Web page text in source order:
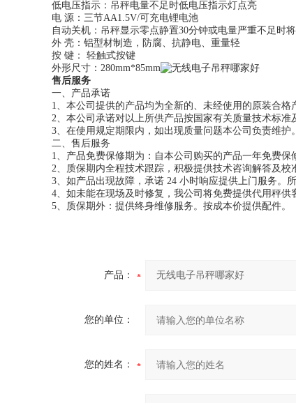
低电压指示：吊秤电量不足时低电压指示灯点亮
电 源：三节AA1.5V/可充电锂电池
自动关机：吊秤显示零点静置30分钟或电量严重不足时
外 壳：铝型材制造，防腐、抗静电、重量轻
按 键： 轻触式按键
外形尺寸：280mm*85mm
售后服务
一、产品承诺
1、本公司提供的产品均为全新的、未经使用的原装合格
2、本公司承诺对以上所供产品按国家有关质量技术标
3、在使用规定期限内，如出现质量问题本公司负责维护。
二、售后服务
1、产品免费保修期为：自本公司购买的产品一年免费保
2、质保期内全程技术跟踪，积极提供技术咨询解答及
3、如产品出现故障，承诺 24 小时响应提供上门服务。
4、如未能在现场及时修复，我公司将免费提供代用秤供
5、质保期外：提供终身维修服务。按成本价提供配件。
产品：
您的单位：
您的姓名：